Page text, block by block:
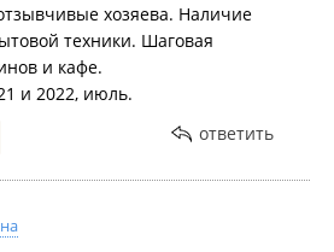
хозяева. Наличие
техники. Шаговая
и кафе.
и 2022, июль.
ответить